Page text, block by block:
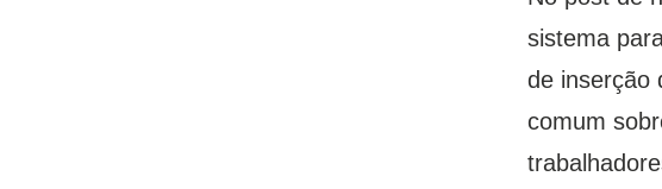
sistema
de inserção
comum